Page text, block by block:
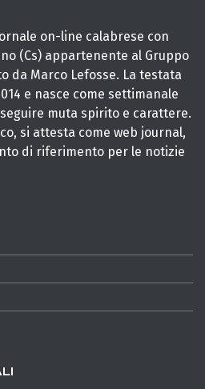
on-line calabrese con
(Cs) appartenente al Gruppo
da Marco Lefosse. La testata
e nasce come settimanale
muta spirito e carattere.
si attesta come web journal,
di riferimento per le notizie